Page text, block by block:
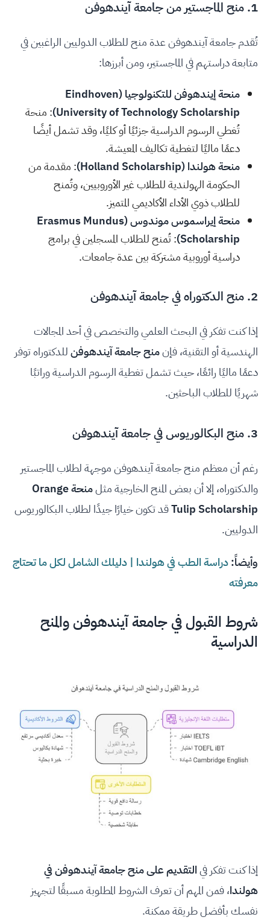
1. منح الماجستير من جامعة آيندهوفن
تُقدم جامعة آيندهوفن عدة منح للطلاب الدوليين الراغبين في
متابعة دراستهم في الماجستير، ومن أبرزها:
منحة إيندهوفن للتكنولوجيا (Eindhoven
University of Technology Scholarship) : منحة
تُغطي الرسوم الدراسية جزئيًا أو كليًا، وقد تشمل أيضًا
دعمًا ماليًا لتغطية تكاليف المعيشة.
منحة هولندا (Holland Scholarship)
: مقدمة من
الحكومة الهولندية للطلاب غير الأوروبيين، وتُمنح
للطلاب ذوي الأداء الأكاديمي المتميز.
منحة إيراسموس موندوس (Erasmus Mundus
Scholarship) : تُمنح للطلاب المسجلين في برامج
دراسية أوروبية مشتركة بين عدة جامعات.
2. منح الدكتوراه في جامعة آيندهوفن
إذا كنت تفكر في البحث العلمي والتخصص في أحد المجالات
الهندسية أو التقنية، فإنمنح جامعة آيندهوفنللدكتوراه توفر
دعمًا ماليًا رائعًا، حيث تشمل تغطية الرسوم الدراسية وراتبًا
شهريًا للطلاب الباحثين.
3. منح البكالوريوس في جامعة آيندهوفن
رغم أن معظم منح جامعة آيندهوفن موجهة لطلاب الماجستير
والدكتوراه، إلا أن بعض المنح الخارجية مثل
منحة Orange
Tulip Scholarshipقد تكون خيارًا جيدًا لطلاب البكالوريوس
الدوليين.
وأيضاً:دراسة الطب في هولندا | دليلك الشامل لكل ما تحتاج
معرفته
شروط القبول في جامعة آيندهوفن والمنح
الدراسية
إذا كنت تفكر فيالتقديم على منح جامعة آيندهوفن في
هولندا، فمن المهم أن تعرف الشروط المطلوبة مسبقًا لتجهيز
نفسك بأفضل طريقة ممكنة.